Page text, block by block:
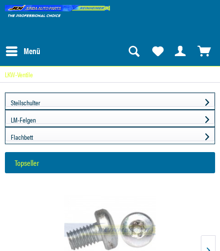
Menü
LKW-Ventile
Steilschulter
LM-Felgen
Flachbett
Topseller